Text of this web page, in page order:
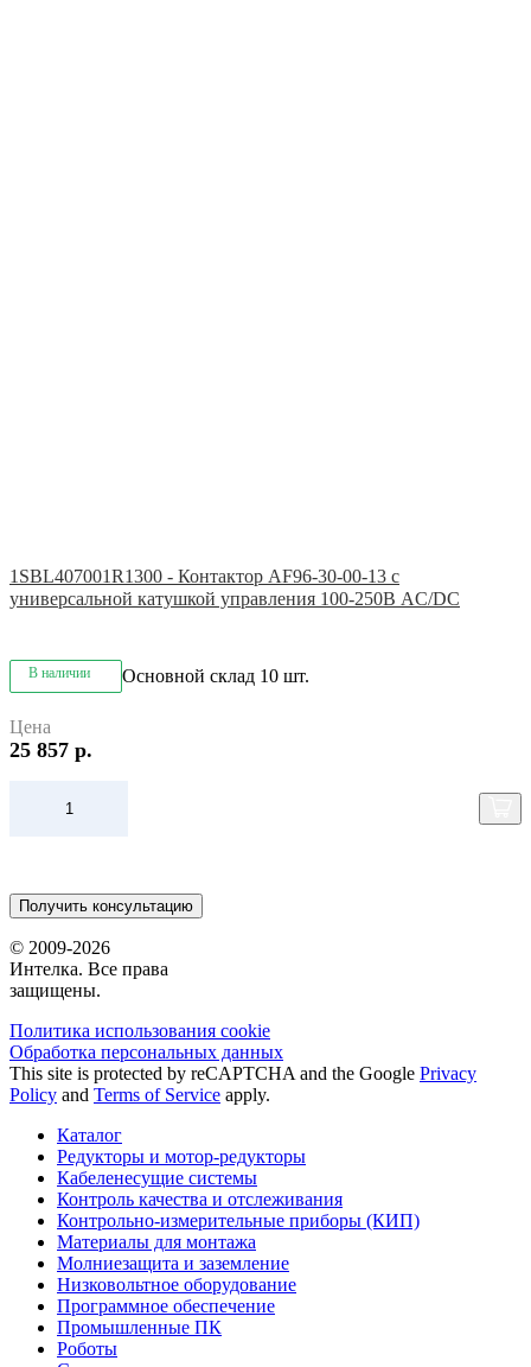
1SBL407001R1300 - Контактор AF96-30-00-13 с
универсальной катушкой управления 100-250В AC/DC
В наличии Основной склад 10 шт.
Цена
25 857 р.
Получить консультацию
© 2009-2026
Интелка. Все права
защищены.
Политика использования сookie
Обработка персональных данных
This site is protected by reCAPTCHA and the Google Privacy
Policy and Terms of Service apply.
Каталог
Редукторы и мотор-редукторы
Кабеленесущие системы
Контроль качества и отслеживания
Контрольно-измерительные приборы (КИП)
Материалы для монтажа
Молниезащита и заземление
Низковольтное оборудование
Программное обеспечение
Промышленные ПК
Роботы